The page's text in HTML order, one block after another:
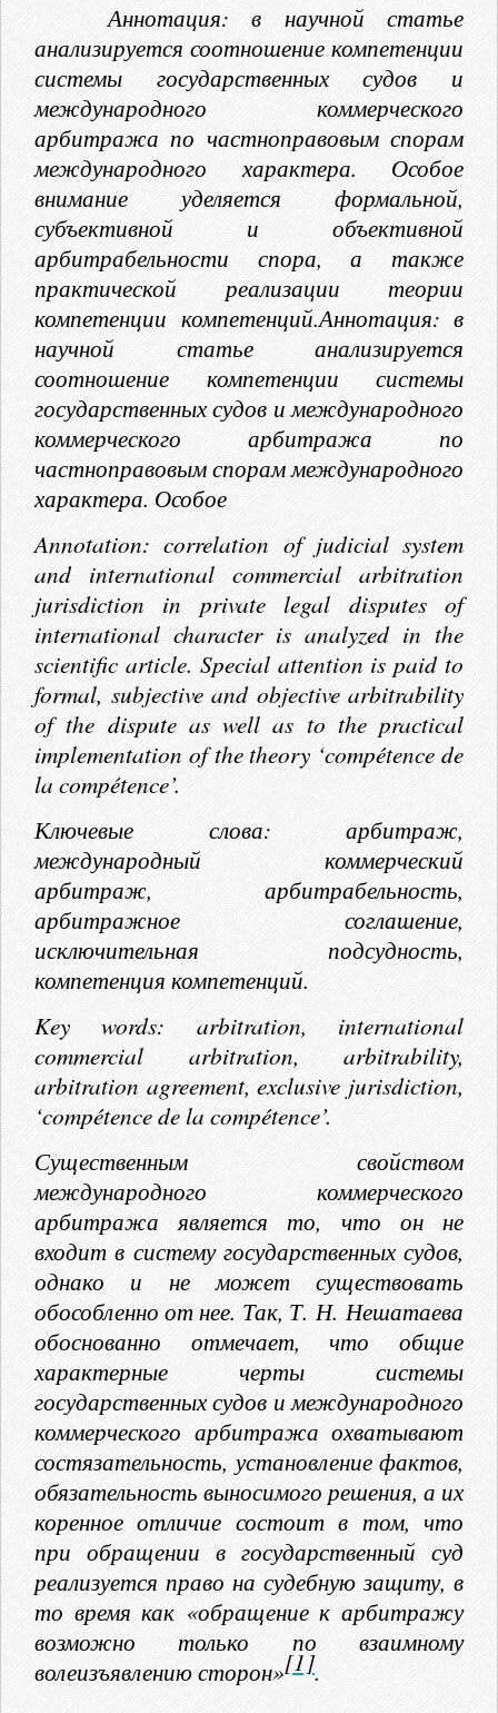
Аннотация: в научной статье
анализируется соотношение компетенции
системы государственных судов и
международного коммерческого
арбитража по частноправовым спорам
международного характера. Особое
внимание уделяется формальной,
субъективной и объективной
арбитрабельности спора, а также
практической реализации теории
компетенции компетенций.Аннотация: в
научной статье анализируется
соотношение компетенции системы
государственных судов и международного
коммерческого арбитража по
частноправовым спорам международного
характера. Особое
Annotation: correlation of judicial system
and international commercial arbitration
jurisdiction in private legal disputes of
international character is analyzed in the
scientific article. Special attention is paid to
formal, subjective and objective arbitrability
of the dispute as well as to the practical
implementation of the theory ‘compétence de
la compétence’.
Ключевые слова: арбитраж,
международный коммерческий
арбитраж, арбитрабельность,
арбитражное соглашение,
исключительная подсудность,
компетенция компетенций.
Key words: arbitration, international
commercial arbitration, arbitrability,
arbitration agreement, exclusive jurisdiction,
‘compétence de la compétence’.
Существенным свойством
международного коммерческого
арбитража является то, что он не
входит в систему государственных судов,
однако и не может существовать
обособленно от нее. Так, Т. Н. Нешатаева
обоснованно отмечает, что общие
характерные черты системы
государственных судов и международного
коммерческого арбитража охватывают
состязательность, установление фактов,
обязательность выносимого решения, а их
коренное отличие состоит в том, что
при обращении в государственный суд
реализуется право на судебную защиту, в
то время как «обращение к арбитражу
возможно только по взаимному
волеизъявлению сторон»[1].